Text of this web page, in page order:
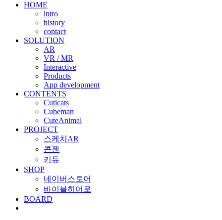
HOME
intro
history
contact
SOLUTION
AR
VR / MR
Interactive
Products
App development
CONTENTS
Cuticats
Cubeman
CuteAnimal
PROJECT
스케치AR
콘젠
키듀
SHOP
네이버스토어
바이블히어로
BOARD